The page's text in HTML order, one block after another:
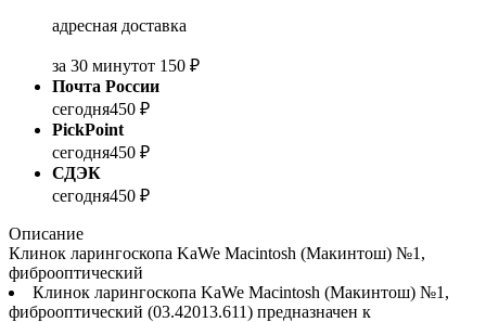
адресная доставка
за 30 минутот 150 ₽
Почта России
сегодня450 ₽
PickPoint
сегодня450 ₽
СДЭК
сегодня450 ₽
Описание
Клинок ларингоскопа KaWe Macintosh (Макинтош) №1,
фиброоптический
Клинок ларингоскопа KaWe Macintosh (Макинтош) №1,
фиброоптический (03.42013.611) предназначен к